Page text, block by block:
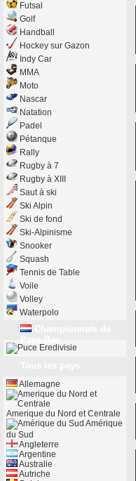
Futsal
Golf
Handball
Hockey sur Gazon
Indy Car
MMA
Moto
Nascar
Natation
Padel
Pétanque
Rally
Rugby à 7
Rugby à XIII
Saut à ski
Ski Alpin
Ski de fond
Ski-Alpinisme
Snooker
Squash
Tennis de Table
Voile
Volley
Waterpolo
Eredivisie
Allemagne
Amerique du Nord et Centrale
Amérique
du Sud
Angleterre
Argentine
Australie
Autriche